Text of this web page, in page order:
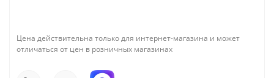
Цена действительна только для интернет-магазина и может
отличаться от цен в розничных магазинах